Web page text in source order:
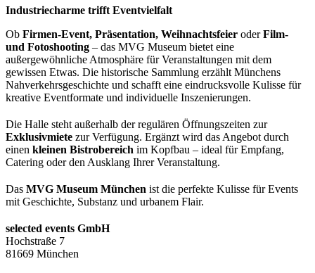
Industriecharme trifft Eventvielfalt
Ob Firmen-Event, Präsentation, Weihnachtsfeier oderFilm-
und Fotoshooting – das MVG Museum bietet eine
außergewöhnliche Atmosphäre für Veranstaltungen mit dem
gewissen Etwas. Die historische Sammlung erzählt Münchens
Nahverkehrsgeschichte und schafft eine eindrucksvolle Kulisse für
kreative Eventformate und individuelle Inszenierungen.
Die Halle steht außerhalb der regulären Öffnungszeiten zur
Exklusivmiete zur Verfügung. Ergänzt wird das Angebot durch
einen kleinen Bistrobereich im Kopfbau – ideal für Empfang,
Catering oder den Ausklang Ihrer Veranstaltung.
Das MVG Museum München ist die perfekte Kulisse für Events
mit Geschichte, Substanz und urbanem Flair.
selected events GmbH
Hochstraße 7
81669 München